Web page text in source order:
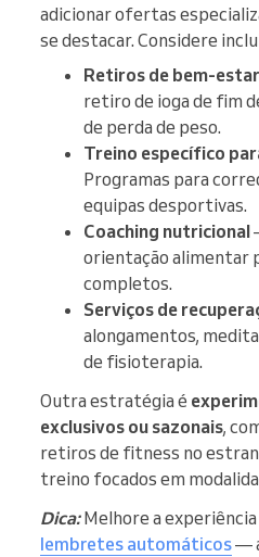
adicionar ofertas
se destacar. Considere
Retiros de bem-
retiro de ioga de fim
de perda de peso.
Treino específico
Programas para
equipas desportivas.
Coaching nutricional
orientação alimentar
completos.
Serviços de
alongamentos,
de fisioterapia.
Outra estratégia é
exclusivos ou sazonais,
retiros de fitness no
treino focados em
Dica:Melhore a
lembretes automáticos—